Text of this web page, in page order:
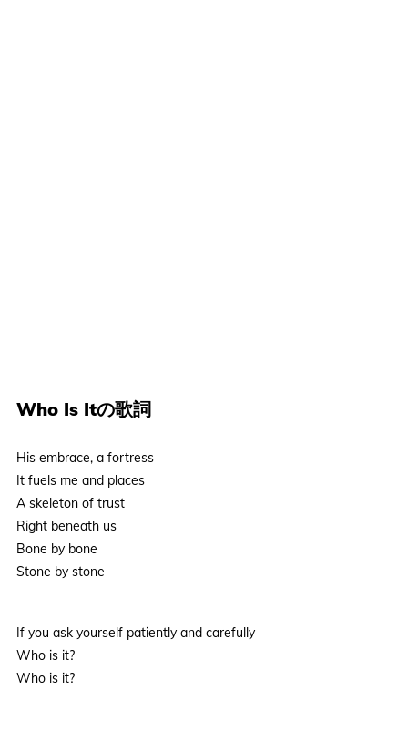
Who Is Itの歌詞
His embrace, a fortress
It fuels me and places
A skeleton of trust
Right beneath us
Bone by bone
Stone by stone
If you ask yourself patiently and carefully
Who is it?
Who is it?